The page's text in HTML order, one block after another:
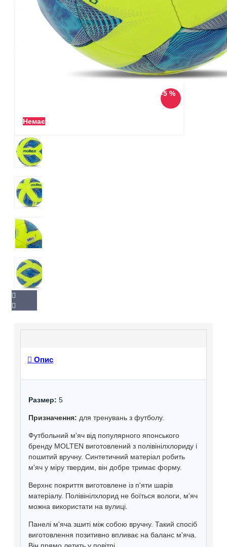
-5 %
Немає
Опис
Размер: 5
Призначення: для тренувань з футболу.
Футбольний м'яч від популярного японського
бренду MOLTEN виготовлений з полівінілхлориду і
пошитий вручну. Синтетичний матеріал робить
м'яч у міру твердим, він добре тримає форму.
Верхнє покриття виготовлене із п'яти шарів
матеріалу. Полівінілхлорид не боїться вологи, м'яч
можна використати на вулиці.
Панелі м'яча зшиті між собою вручну. Такий спосіб
виготовлення позитивно впливає на баланс м'яча.
Він прямо летить у повітрі.